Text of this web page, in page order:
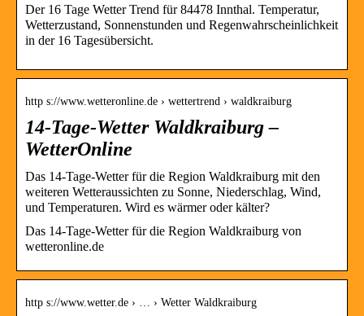
Der 16 Tage Wetter Trend für 84478 Innthal. Temperatur,
Wetterzustand, Sonnenstunden und Regenwahrscheinlichkeit
in der 16 Tagesübersicht.
http s://www.wetteronline.de › wettertrend › waldkraiburg
14-Tage-Wetter Waldkraiburg –
WetterOnline
Das 14-Tage-Wetter für die Region Waldkraiburg mit den
weiteren Wetteraussichten zu Sonne, Niederschlag, Wind,
und Temperaturen. Wird es wärmer oder kälter?
Das 14-Tage-Wetter für die Region Waldkraiburg von
wetteronline.de
http s://www.wetter.de › … › Wetter Waldkraiburg